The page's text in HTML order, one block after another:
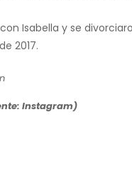
Isabella y se
2017.
Instagram)